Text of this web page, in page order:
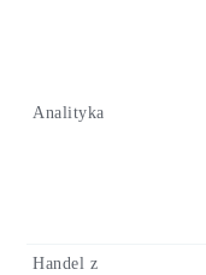
Analityka
Handel z